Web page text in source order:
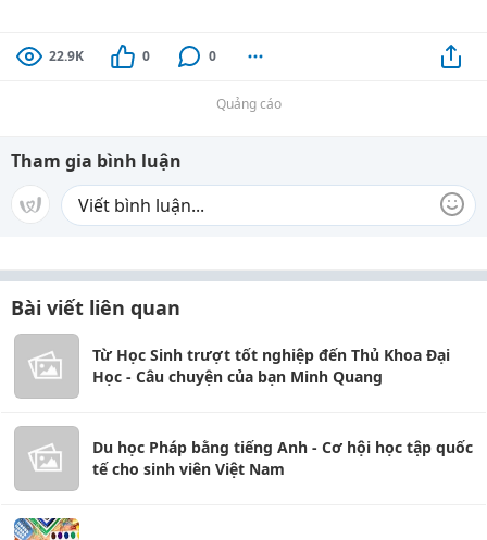
22.9K 0 0
Quảng cáo
Tham gia bình luận
Bài viết liên quan
Từ Học Sinh trượt tốt nghiệp đến Thủ Khoa Đại
Học - Câu chuyện của bạn Minh Quang
Du học Pháp bằng tiếng Anh - Cơ hội học tập quốc
tế cho sinh viên Việt Nam